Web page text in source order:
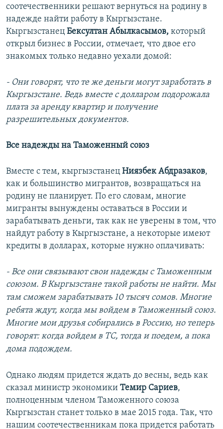
соотечественники решают вернуться на родину в
надежде найти работу в Кыргызстане.
Кыргызстанец Бексултан Абылкасымов, который
открыл бизнес в России, отмечает, что двое его
знакомых только недавно уехали домой:
- Они говорят, что те же деньги могут заработать в
Кыргызстане. Ведь вместе с долларом подорожала
плата за аренду квартир и получение
разрешительных документов.
Все надежды на Таможенный союз
Вместе с тем, кыргызстанец Ниязбек Абдразаков,
как и большинство мигрантов, возвращаться на
родину не планирует. По его словам, многие
мигранты вынуждены оставаться в России и
зарабатывать деньги, так как не уверены в том, что
найдут работу в Кыргызстане, а некоторые имеют
кредиты в долларах, которые нужно оплачивать:
- Все они связывают свои надежды с Таможенным
союзом. В Кыргызстане такой работы не найти. Мы
там сможем зарабатывать 10 тысяч сомов. Многие
ребята ждут, когда мы войдем в Таможенный союз.
Многие мои друзья собирались в Россию, но теперь
говорят: когда войдем в ТС, тогда и поедем, а пока
дома подождем.
Однако людям придется ждать до весны, ведь как
сказал министр экономики Темир Сариев,
полноценным членом Таможенного союза
Кыргызстан станет только в мае 2015 года. Так, что
нашим соотечественникам пока придется работать